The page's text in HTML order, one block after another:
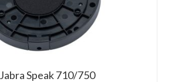
Speak 710/750